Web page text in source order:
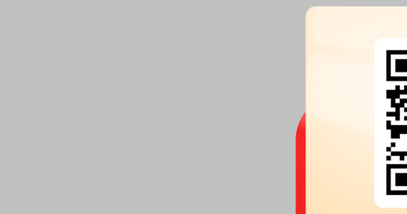
概述 《首次公开发行股票并在创业板上市经营管理暂行办法》 首次生效时间 2009